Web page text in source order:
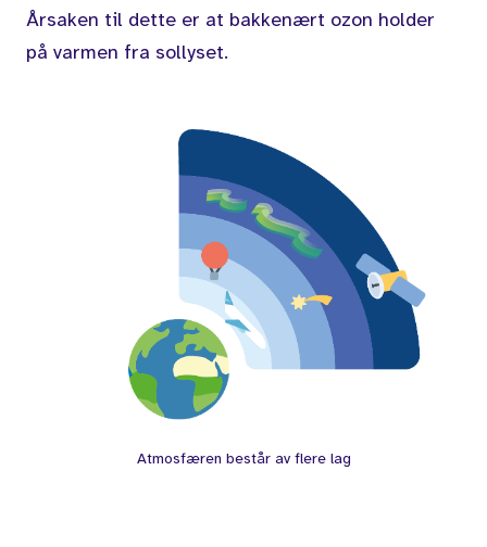
Årsaken til dette er at bakkenært ozon holder
på varmen fra sollyset.
Atmosfæren består av flere lag